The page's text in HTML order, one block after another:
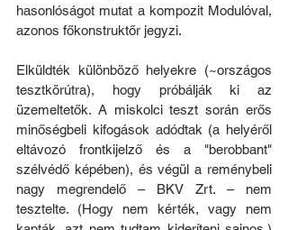
hasonlóságot mutat a kompozit Modulóval,
azonos főkonstruktőr jegyzi.
Elküldték különböző helyekre (~országos
tesztkörútra), hogy próbálják ki az
üzemeltetők. A miskolci teszt során erős
minőségbeli kifogások adódtak (a helyéről
eltávozó frontkijelző és a "berobbant"
szélvédő képében), és végül a reménybeli
nagy megrendelő – BKV Zrt. – nem
tesztelte. (Hogy nem kérték, vagy nem